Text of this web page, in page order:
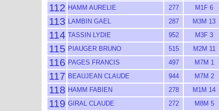
112 HAMM AURELIE 277 M1F 6
113 LAMBIN GAEL 287 M3M 13
114 TASSIN LYDIE 952 M3F 3
115 PIAUGER BRUNO 515 M2M 11
116 PAGES FRANCIS 497 M7M 1
117 BEAUJEAN CLAUDE 944 M7M 2
118 HAMM FABIEN 278 M1M 14
119 GIRAL CLAUDE 272 M8M 5